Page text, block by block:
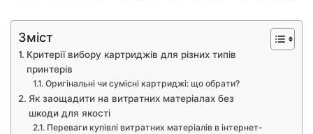
Зміст
Критерії вибору картриджів для різних типів
принтерів
Оригінальні чи сумісні картриджі: що обрати?
Як заощадити на витратних матеріалах без
шкоди для якості
Переваги купівлі витратних матеріалів в інтернет-